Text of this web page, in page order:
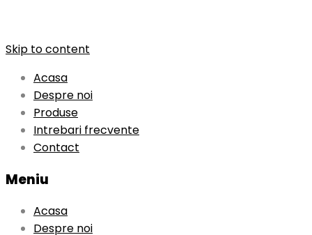
Skip to content
Acasa
Despre noi
Produse
Intrebari frecvente
Contact
Meniu
Acasa
Despre noi